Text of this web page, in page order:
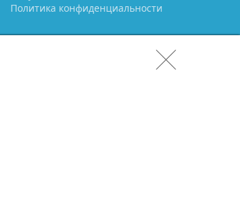
Политика конфиденциальности